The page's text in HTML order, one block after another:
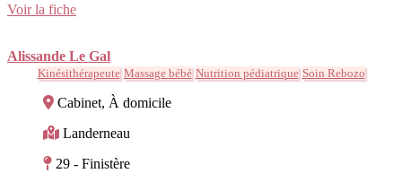
Voir la fiche
Alissande Le Gal
Kinésithérapeute Massage bébé Nutrition pédiatrique Soin Rebozo
Cabinet, À domicile
Landerneau
29 - Finistère